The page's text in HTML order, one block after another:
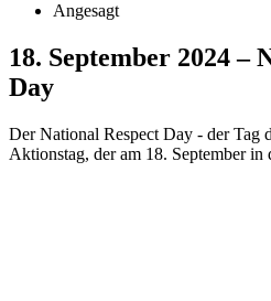
Angesagt
18. September 2024 –
Day
Der National Respect Day - der Tag
Aktionstag, der am 18. September